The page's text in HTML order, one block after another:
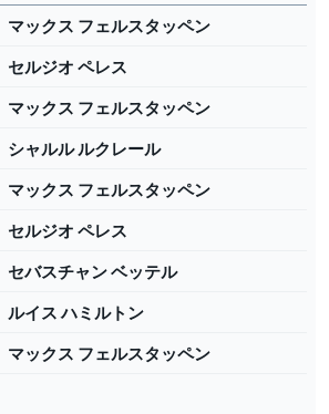
マックス フェルスタッペン
セルジオ ペレス
マックス フェルスタッペン
シャルル ルクレール
マックス フェルスタッペン
セルジオ ペレス
セバスチャン ベッテル
ルイス ハミルトン
マックス フェルスタッペン